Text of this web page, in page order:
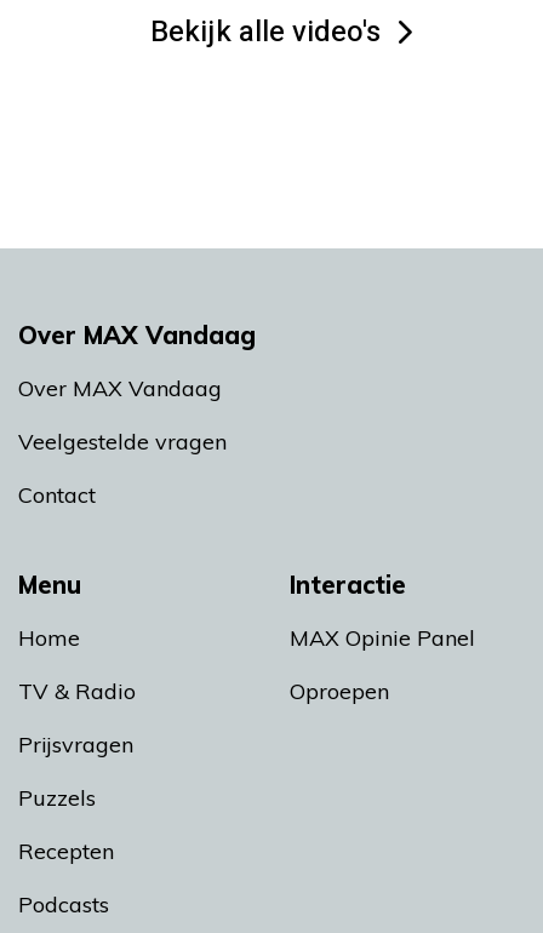
Bekijk alle video's
Menu
Home
TV & Radio
Prijsvragen
Puzzels
Recepten
Podcasts
Interactie
MAX Opinie Panel
Oproepen
Over MAX Vandaag
Over MAX Vandaag
Veelgestelde vragen
Contact